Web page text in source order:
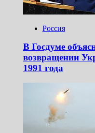
Россия
В Госдуме
возвращении
1991 года